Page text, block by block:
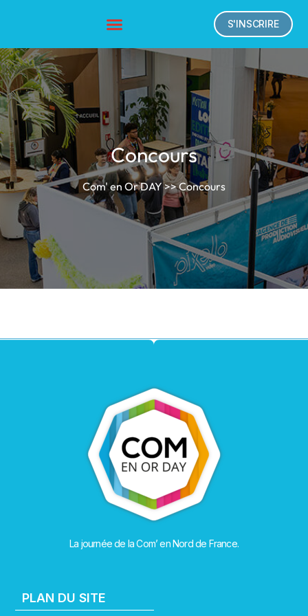
S'INSCRIRE
Concours
Com' en Or DAY>> Concours
La journée de la Com’ en Nord de France.
PLAN DU SITE